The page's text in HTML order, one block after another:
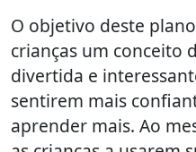
O objetivo deste
crianças um conceito
divertida e
sentirem mais
aprender mais. Ao